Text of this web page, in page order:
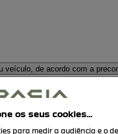
veículo, de acordo com a
(ex.: pastilhas travão,
os seus cookies…
para medir a audiência e o